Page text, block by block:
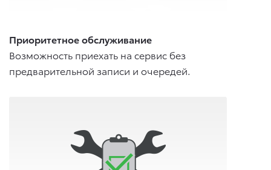
Приоритетное обслуживание
Возможность приехать на сервис без
предварительной записи и очередей.